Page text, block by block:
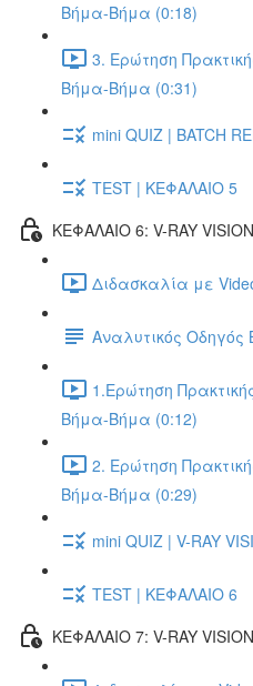
Βήμα-Βήμα (0:18)
3. Ερώτηση
Βήμα-Βήμα (0:31)
mini QUIZ | BATCH
TEST | ΚΕΦΑΛΑΙΟ 5
ΚΕΦΑΛΑΙΟ 6: V-RAY
Διδασκαλία με
Αναλυτικός
1.Ερώτηση
Βήμα-Βήμα (0:12)
2. Ερώτηση
Βήμα-Βήμα (0:29)
mini QUIZ | V-RAY
TEST | ΚΕΦΑΛΑΙΟ 6
ΚΕΦΑΛΑΙΟ 7: V-RAY